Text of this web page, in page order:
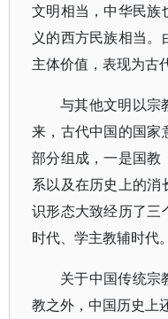
文明相当，中华民族
义的西方民族相当
主体价值，表现为古
与其他文明以宗
来，古代中国的国家
部分组成，一是国教
系以及在历史上的
识形态大致经历了三
时代、学主教辅时代。
关于中国传统宗
教之外，中国历史上